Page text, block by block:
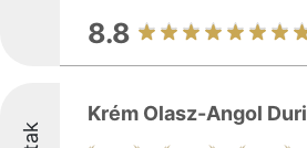
8.8
Krém Olasz-Angol Duri